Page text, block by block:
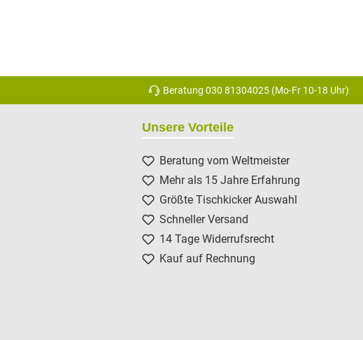
Beratung 030 81304025 (Mo-Fr 10-18 Uhr)
Unsere Vorteile
Beratung vom Weltmeister
Mehr als 15 Jahre Erfahrung
Größte Tischkicker Auswahl
Schneller Versand
14 Tage Widerrufsrecht
Kauf auf Rechnung